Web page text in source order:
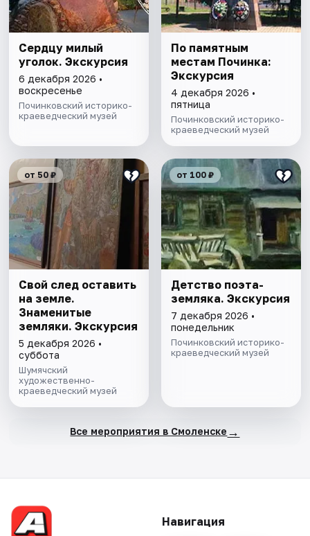
Сердцу милый
уголок. Экскурсия
6 декабря 2026 •
воскресенье
Починковский историко-
краеведческий музей
По памятным
местам Починка:
Экскурсия
4 декабря 2026 •
пятница
Починковский историко-
краеведческий музей
от 50 ₽
Свой след оставить
на земле.
Знаменитые
земляки. Экскурсия
5 декабря 2026 •
суббота
Шумячский
художественно-
краеведческий музей
от 100 ₽
Детство поэта-
земляка. Экскурсия
7 декабря 2026 •
понедельник
Починковский историко-
краеведческий музей
Все мероприятия в Смоленске →
Навигация